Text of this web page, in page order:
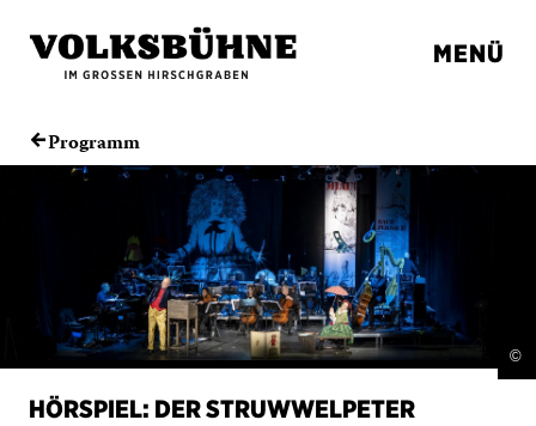
MENÜ
←Programm
©
HÖRSPIEL: DER STRUWWELPETER